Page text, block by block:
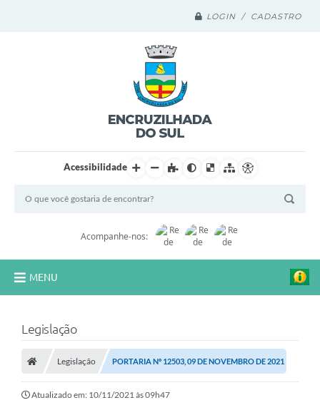
LOGIN / CADASTRO
Acessibilidade
Acompanhe-nos:
MENU
A Prefeitura
Município
Turismo
Legislação
Legislação PORTARIA Nº 12503, 09 DE NOVEMBRO DE 2021
Atualizado em: 10/11/2021 às 09h47